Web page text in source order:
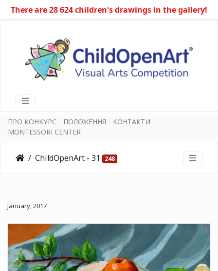
There are 28 624 children's drawings in the gallery!
ПРО КОНКУРС ПОЛОЖЕННЯ
КОНТАКТИ
MONTESSORI CENTER
ChildOpenArt - 31 248
January, 2017